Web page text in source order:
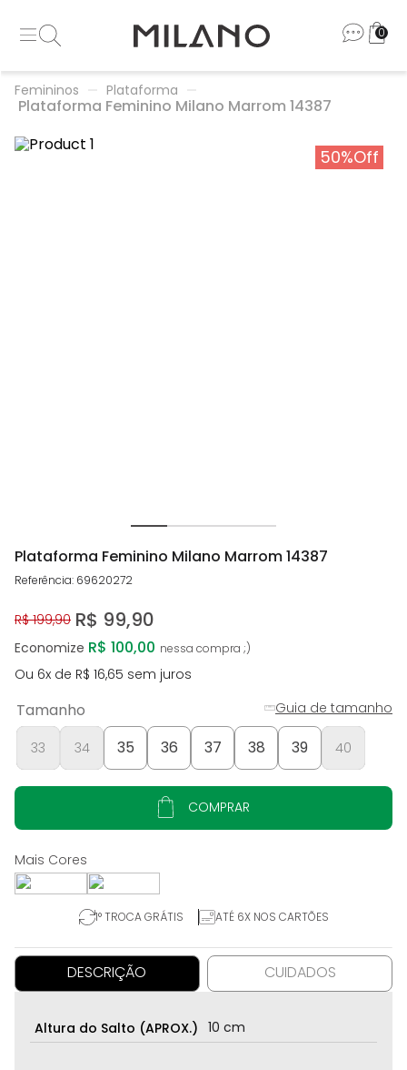
0
Femininos Plataforma
Plataforma Feminino Milano Marrom 14387
50%Off
Plataforma Feminino Milano Marrom 14387
Referência: 69620272
R$ 199,90 R$ 99,90
Economize R$ 100,00
Ou 6x de R$ 16,65 sem juros
Tamanho
33 34 35 36 37 38 39 40
Guia de tamanho
COMPRAR
1° TROCA GRÁTIS ATÉ 6X NOS CARTÕES
DESCRIÇÃO CUIDADOS
Altura do Salto (APROX.) 10 cm